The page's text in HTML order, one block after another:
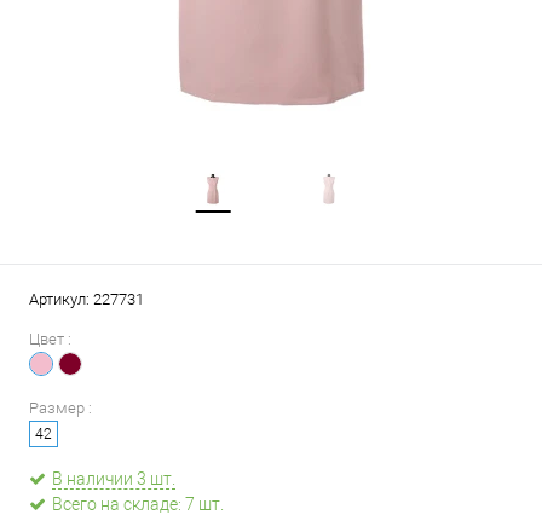
Артикул: 227731
Цвет :
Размер :
42
В наличии 3 шт.
Всего на складе: 7 шт.